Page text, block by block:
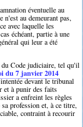
éventuelle au
n'est au demeurant pas,
avec laquelle les
échéant, partie à une
qui leur a été
Code judiciaire, tel qu'il
du 7 janvier 2014
devant le tribunal
et à punir des faits
a enfreint les règles
profession et, à ce titre,
contraint à recourir